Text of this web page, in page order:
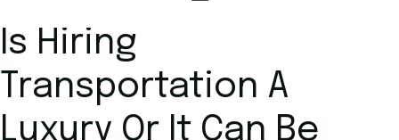
Is Hiring
Transportation A
Luxury Or It Can Be